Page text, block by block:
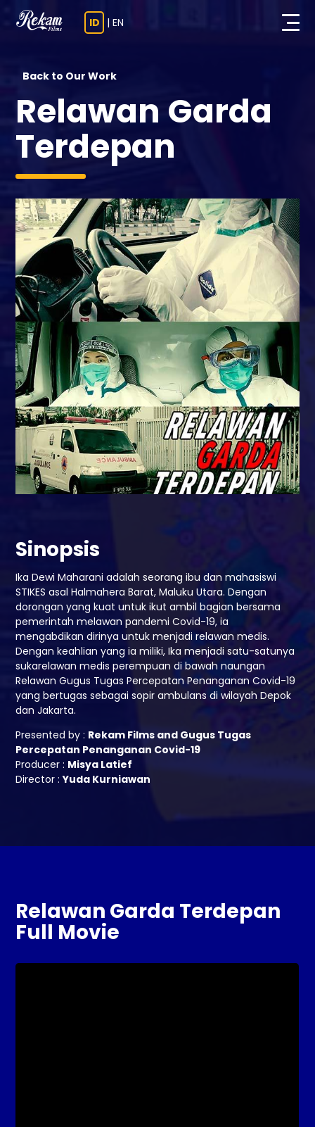
ID | EN
Back to Our Work
Relawan Garda
Terdepan
Sinopsis
Ika Dewi Maharani adalah seorang ibu dan mahasiswi
STIKES asal Halmahera Barat, Maluku Utara. Dengan
dorongan yang kuat untuk ikut ambil bagian bersama
pemerintah melawan pandemi Covid-19, ia
mengabdikan dirinya untuk menjadi relawan medis.
Dengan keahlian yang ia miliki, Ika menjadi satu-satunya
sukarelawan medis perempuan di bawah naungan
Relawan Gugus Tugas Percepatan Penanganan Covid-19
yang bertugas sebagai sopir ambulans di wilayah Depok
dan Jakarta.
Presented by : Rekam Films and Gugus Tugas
Percepatan Penanganan Covid-19
Producer : Misya Latief
Director :Yuda Kurniawan
Relawan Garda Terdepan
Full Movie